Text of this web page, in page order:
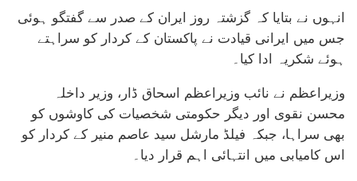
انہوں نے بتایا کہ گزشتہ روز ایران کے صدر سے گفتگو ہوئی
جس میں ایرانی قیادت نے پاکستان کے کردار کو سراہتے
ہوئے شکریہ ادا کیا۔
وزیراعظم نے نائب وزیراعظم اسحاق ڈار، وزیر داخلہ
محسن نقوی اور دیگر حکومتی شخصیات کی کاوشوں کو
بھی سراہا، جبکہ فیلڈ مارشل سید عاصم منیر کے کردار کو
اس کامیابی میں انتہائی اہم قرار دیا۔